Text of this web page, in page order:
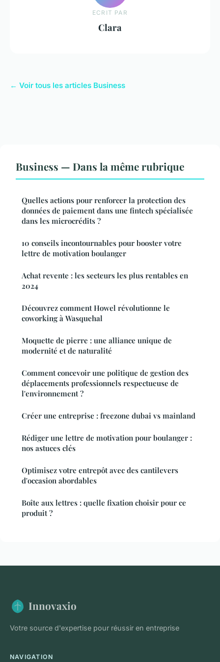
ECRIT PAR
Clara
← Voir tous les articles Business
Business — Dans la même rubrique
Quelles actions pour renforcer la protection des
données de paiement dans une fintech spécialisée
dans les microcrédits ?
10 conseils incontournables pour booster votre
lettre de motivation boulanger
Achat revente : les secteurs les plus rentables en
2024
Découvrez comment Howel révolutionne le
coworking à Wasquehal
Moquette de pierre : une alliance unique de
modernité et de naturalité
Comment concevoir une politique de gestion des
déplacements professionnels respectueuse de
l'environnement ?
Créer une entreprise : freezone dubai vs mainland
Rédiger une lettre de motivation pour boulanger :
nos astuces clés
Optimisez votre entrepôt avec des cantilevers
d'occasion abordables
Boîte aux lettres : quelle fixation choisir pour ce
produit ?
Innovaxio
Votre source d'expertise pour réussir en entreprise
NAVIGATION